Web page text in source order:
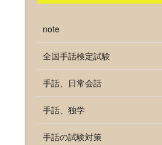
note
全国手話検定試験
手話、日常会話
手話、独学
手話の試験対策